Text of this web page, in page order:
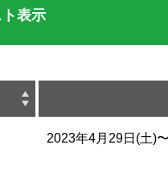
ト表示
2023年4月29日(土)